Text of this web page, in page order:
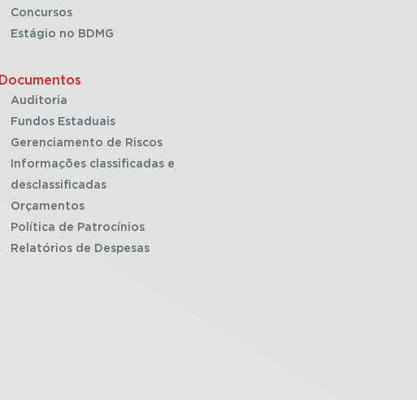
Concursos
Estágio no BDMG
Documentos
Auditoria
Fundos Estaduais
Gerenciamento de Riscos
Informações classificadas e
desclassificadas
Orçamentos
Política de Patrocínios
Relatórios de Despesas